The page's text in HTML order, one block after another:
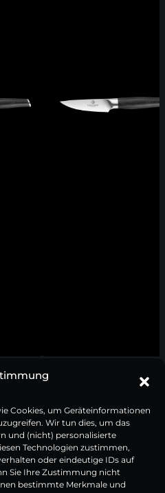
Cookies, um Geräteinformationen
Wir tun dies, um das
und (nicht) personalisierte
Technologien zustimmen,
oder eindeutige IDs auf
Sie Ihre Zustimmung nicht
bestimmte Merkmale und
2er
Schäl- & Garniermesser mit
Pakkaholzgriff
29,95€
Inkl. 19% MwSt | zzgl. Versandkosten